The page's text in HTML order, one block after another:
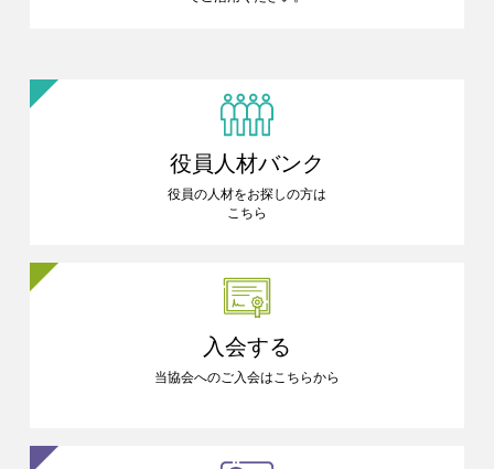
役員人材バンク
役員の人材をお探しの方は
こちら
入会する
当協会へのご入会はこちらから